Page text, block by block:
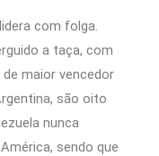
com folga.
a taça, com
maior vencedor
são oito
nunca
sendo que